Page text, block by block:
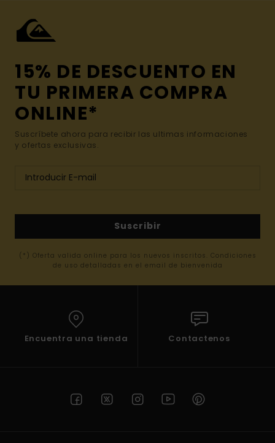
15% DE DESCUENTO EN
TU PRIMERA COMPRA
ONLINE*
Suscríbete ahora para recibir las ultimas informaciones
y ofertas exclusivas.
Suscribir
(*) Oferta valida online para los nuevos inscritos. Condiciones
de uso detalladas en el email de bienvenida
Encuentra una tienda Contactenos